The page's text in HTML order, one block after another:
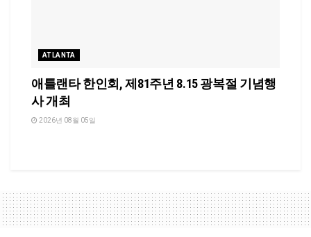
ATLANTA
애틀랜타 한인회, 제81주년 8.15 광복절 기념행
사 개최
2026년 08월 05일